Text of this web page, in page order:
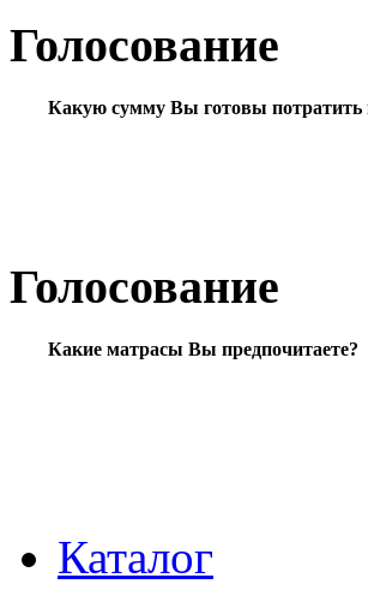
Голосование
Какую сумму Вы готовы потратить
Голосование
Какие матрасы Вы предпочитаете?
Каталог